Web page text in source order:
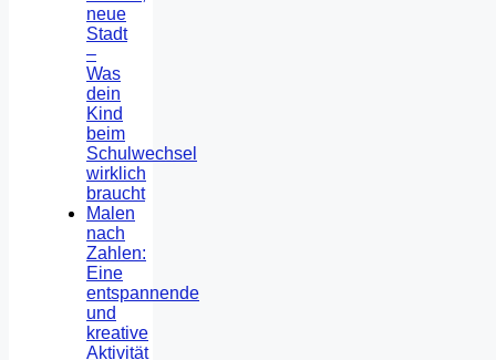
neue
Stadt
–
Was
dein
Kind
beim
Schulwechsel
wirklich
braucht
Malen
nach
Zahlen:
Eine
entspannende
und
kreative
Aktivität